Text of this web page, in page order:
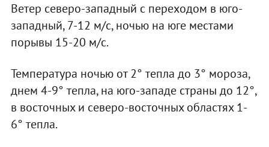
Ветер северо-западный с переходом в юго-
западный, 7-12 м/с, ночью на юге местами
порывы 15-20 м/с.
Температура ночью от 2° тепла до 3° мороза,
днем 4-9° тепла, на юго-западе страны до 12°,
в восточных и северо-восточных областях 1-
6° тепла.